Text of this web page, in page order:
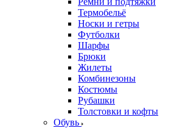
Термобельё
Носки и гетры
Футболки
Шарфы
Брюки
Жилеты
Комбинезоны
Костюмы
Рубашки
Толстовки и кофты
Обувь